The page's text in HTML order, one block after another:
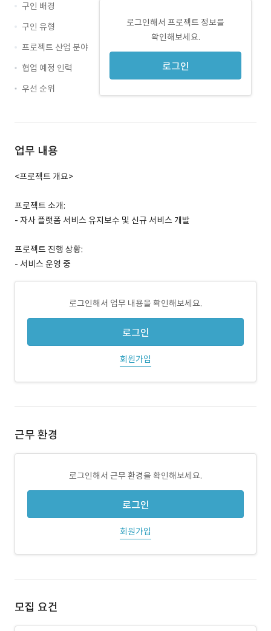
로그인해서 프로젝트 정보를
확인해보세요.
로그인
구인 배경
구인 유형
프로젝트 산업 분야
협업 예정 인력
우선 순위
업무 내용
<프로젝트 개요>
프로젝트 소개:
- 자사 플랫폼 서비스 유지보수 및 신규 서비스 개발
프로젝트 진행 상황:
- 서비스 운영 중
로그인해서 업무 내용을 확인해보세요.
로그인
회원가입
근무 환경
로그인해서 근무 환경을 확인해보세요.
로그인
회원가입
모집 요건